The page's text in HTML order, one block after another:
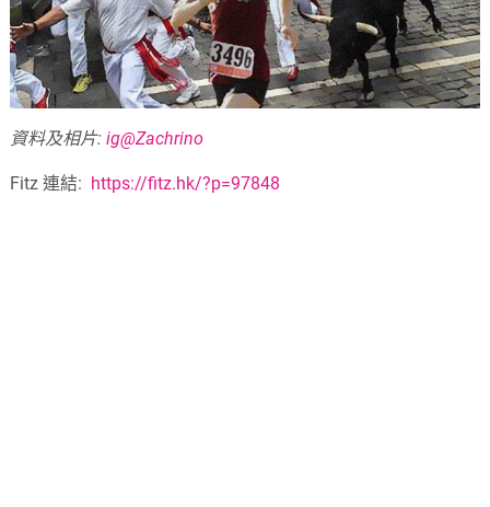
資料及相片:ig@Zachrino
Fitz 連結: https://fitz.hk/?p=97848